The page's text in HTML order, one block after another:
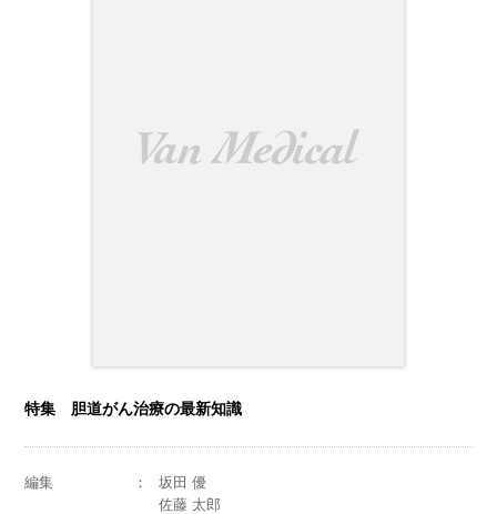
特集 胆道がん治療の最新知識
編集
坂田 優
佐藤 太郎